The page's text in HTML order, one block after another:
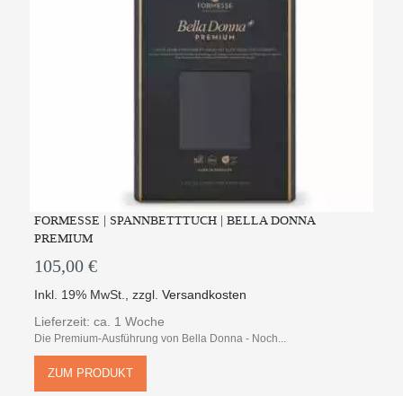
FORMESSE | SPANNBETTTUCH | BELLA DONNA
PREMIUM
105,00 €
Inkl. 19% MwSt. ,zzgl.Versandkosten
Lieferzeit: ca. 1 Woche
Die Premium-Ausführung von Bella Donna - Noch...
ZUM PRODUKT